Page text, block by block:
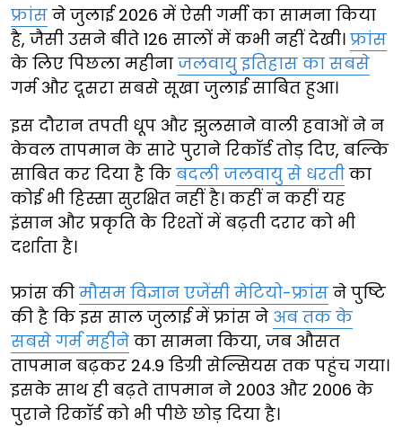
फ्रांस ने जुलाई 2026 में ऐसी गर्मी का सामना किया
है, जैसी उसने बीते 126 सालों में कभी नहीं देखी। फ्रांस
के लिए पिछला महीना जलवायु इतिहास का सबसे
गर्म और दूसरा सबसे सूखा जुलाई साबित हुआ।
इस दौरान तपती धूप और झुलसाने वाली हवाओं ने न
केवल तापमान के सारे पुराने रिकॉर्ड तोड़ दिए, बल्कि
साबित कर दिया है कि बदली जलवायु से धरती का
कोई भी हिस्सा सुरक्षित नहीं है। कहीं न कहीं यह
इंसान और प्रकृति के रिश्तों में बढ़ती दरार को भी
दर्शाता है।
फ्रांस की मौसम विज्ञान एजेंसी मेटियो-फ्रांस ने पुष्टि
की है कि इस साल जुलाई में फ्रांस ने अब तक के
सबसे गर्म महीने का सामना किया, जब औसत
तापमान बढ़कर 24.9 डिग्री सेल्सियस तक पहुंच गया।
इसके साथ ही बढ़ते तापमान ने 2003 और 2006 के
पुराने रिकॉर्ड को भी पीछे छोड़ दिया है।